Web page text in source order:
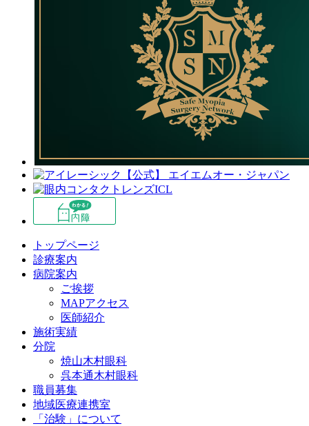
トップページ
診療案内
病院案内
ご挨拶
MAPアクセス
医師紹介
施術実績
分院
焼山木村眼科
呉本通木村眼科
職員募集
地域医療連携室
「治験」について